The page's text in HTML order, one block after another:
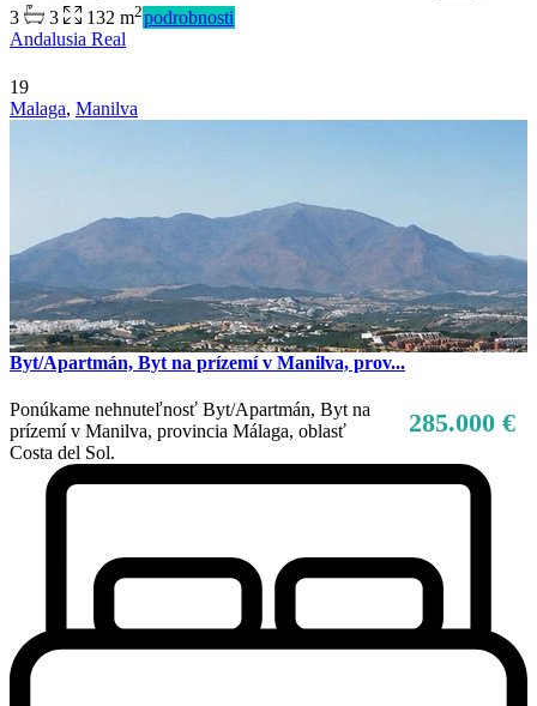
3 3 132 m2podrobnosti
Andalusia Real
19
Malaga, Manilva
Byt/Apartmán, Byt na prízemí v Manilva, prov...
285.000 €
Ponúkame nehnuteľnosť Byt/Apartmán, Byt na
prízemí v Manilva, provincia Málaga, oblasť
Costa del Sol.